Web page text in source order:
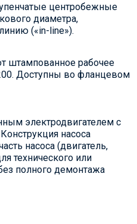
центробежные
диаметра,
(«in-line»).
штампованное рабочее
Доступны во фланцевом
электродвигателем с
насоса
насоса (двигатель,
технического или
полного демонтажа